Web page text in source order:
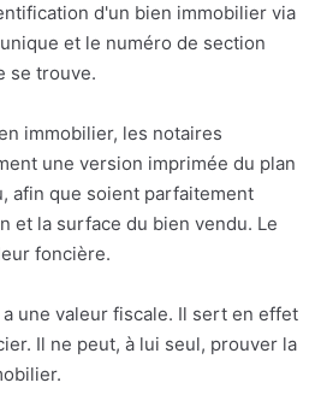
d'un bien immobilier via
unique et le numéro de section
se trouve.
immobilier, les notaires
une version imprimée du plan
afin que soient parfaitement
et la surface du bien vendu. Le
foncière.
une valeur fiscale. Il sert en effet
Il ne peut, à lui seul, prouver la